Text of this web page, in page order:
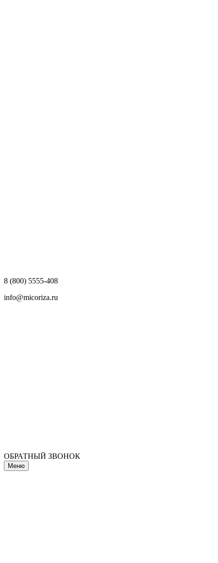
8 (800) 5555-408
info@micoriza.ru
ОБРАТНЫЙ ЗВОНОК
Меню